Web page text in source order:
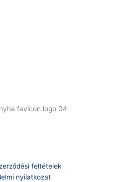
feltételek
nyilatkozat